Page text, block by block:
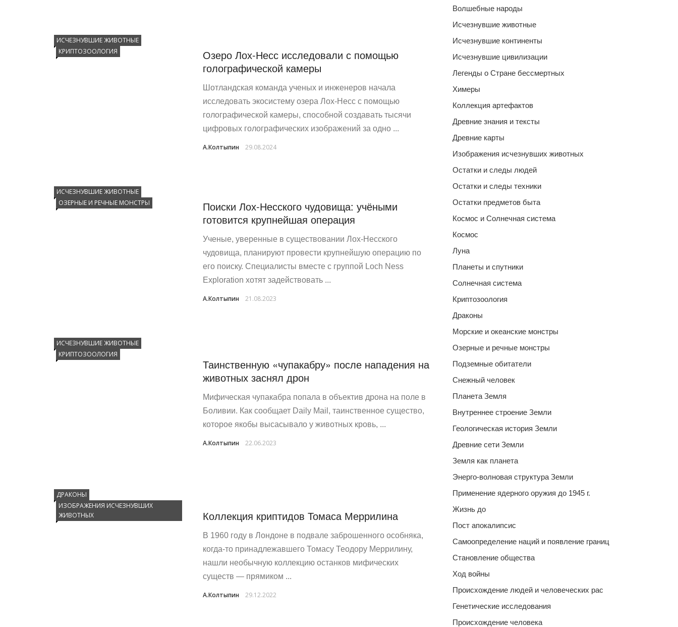
ИСЧЕЗНУВШИЕ ЖИВОТНЫЕ
КРИПТОЗООЛОГИЯ
Озеро Лох-Несс исследовали с помощью
голографической камеры
Шотландская команда ученых и инженеров начала
исследовать экосистему озера Лох-Несс с помощью
голографической камеры, способной создавать тысячи
цифровых голографических изображений за одно ...
А.Колтыпин 29.08.2024
ИСЧЕЗНУВШИЕ ЖИВОТНЫЕ
ОЗЕРНЫЕ И РЕЧНЫЕ МОНСТРЫ
Поиски Лох-Несского чудовища: учёными
готовится крупнейшая операция
Ученые, уверенные в существовании Лох-Несского
чудовища, планируют провести крупнейшую операцию по
его поиску. Специалисты вместе с группой Loch Ness
Exploration хотят задействовать ...
А.Колтыпин 21.08.2023
ИСЧЕЗНУВШИЕ ЖИВОТНЫЕ
КРИПТОЗООЛОГИЯ
Таинственную «чупакабру» после нападения на
животных заснял дрон
Мифическая чупакабра попала в объектив дрона на поле в
Боливии. Как сообщает Daily Mail, таинственное существо,
которое якобы высасывало у животных кровь, ...
А.Колтыпин 22.06.2023
ДРАКОНЫ
ИЗОБРАЖЕНИЯ ИСЧЕЗНУВШИХ
ЖИВОТНЫХ
Коллекция криптидов Томаса Меррилина
В 1960 году в Лондоне в подвале заброшенного особняка,
когда-то принадлежавшего Томасу Теодору Меррилину,
нашли необычную коллекцию останков мифических
существ — прямиком ...
А.Колтыпин 29.12.2022
Волшебные народы
Исчезнувшие животные
Исчезнувшие континенты
Исчезнувшие цивилизации
Легенды о Стране бессмертных
Химеры
Коллекция артефактов
Древние знания и тексты
Древние карты
Изображения исчезнувших животных
Остатки и следы людей
Остатки и следы техники
Остатки предметов быта
Космос и Солнечная система
Космос
Луна
Планеты и спутники
Солнечная система
Криптозоология
Драконы
Морские и океанские монстры
Озерные и речные монстры
Подземные обитатели
Снежный человек
Планета Земля
Внутреннее строение Земли
Геологическая история Земли
Древние сети Земли
Земля как планета
Энерго-волновая структура Земли
Применение ядерного оружия до 1945 г.
Жизнь до
Пост апокалипсис
Самоопределение наций и появление границ
Становление общества
Ход войны
Происхождение людей и человеческих рас
Генетические исследования
Происхождение человека